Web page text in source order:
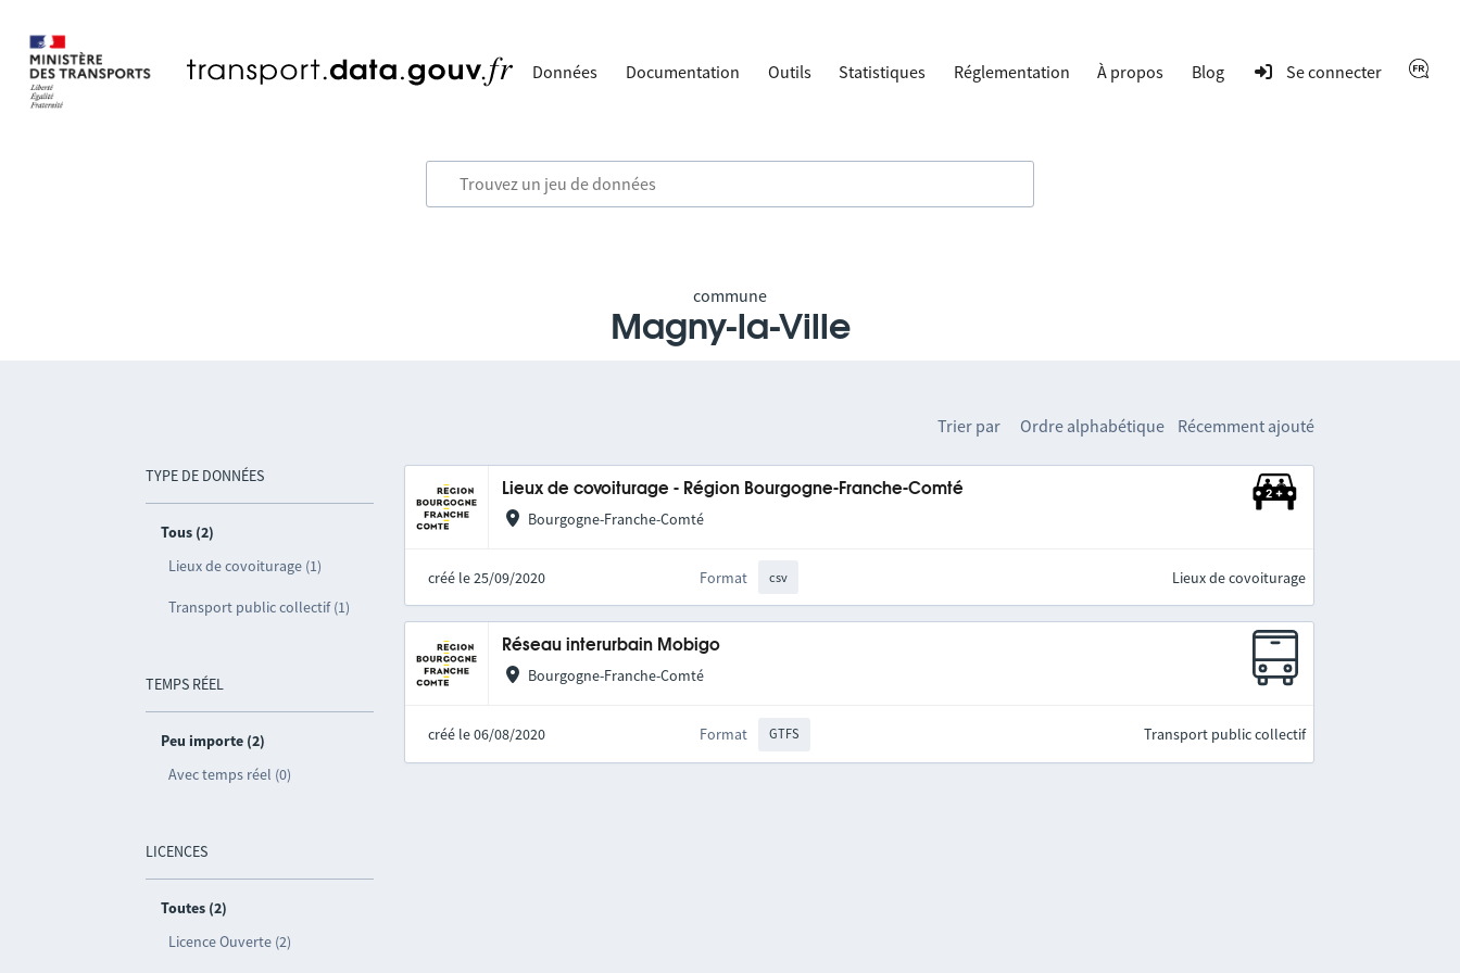
Données Documentation Outils Statistiques Réglementation À propos Blog Se connecter
commune
Magny-la-Ville
TYPE DE DONNÉES
Tous (2)
Lieux de covoiturage (1)
Transport public collectif (1)
TEMPS RÉEL
Peu importe (2)
Avec temps réel (0)
LICENCES
Toutes (2)
Licence Ouverte (2)
Trier par Ordre alphabétique Récemment ajouté
Lieux de covoiturage - Région Bourgogne-Franche-Comté
Bourgogne-Franche-Comté
créé le 25/09/2020 Format csv Lieux de covoiturage
Réseau interurbain Mobigo
Bourgogne-Franche-Comté
créé le 06/08/2020 Format GTFS Transport public collectif